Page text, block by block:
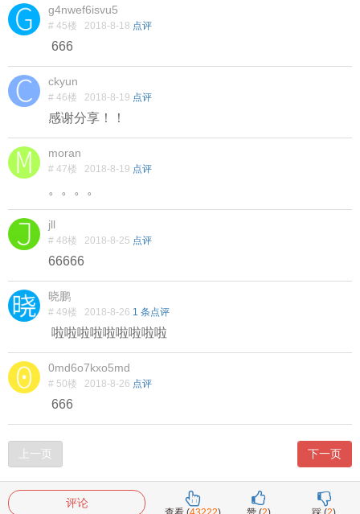
g4nwef6isvu5
# 45楼 2018-8-18 点评
666
ckyun
# 46楼 2018-8-19 点评
感谢分享！！
moran
# 47楼 2018-8-19 点评
。。。。
jll
# 48楼 2018-8-25 点评
66666
晓鹏
# 49楼 2018-8-26 1 条点评
啦啦啦啦啦啦啦啦啦
0md6o7kxo5md
# 50楼 2018-8-26 点评
666
上一页 下一页
评论